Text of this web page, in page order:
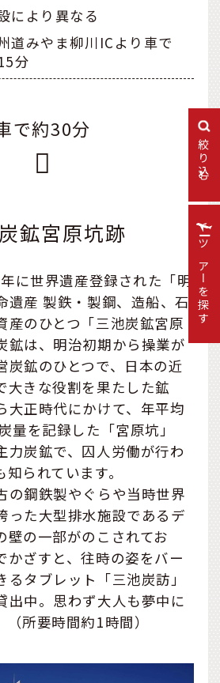
絞り込む
により異なる
道みやま柳川ICより車で
分
で約30分
鉱宮原坑跡
に世界遺産登録された「明
遺産 製鉄・製鋼、造船、石
産のひとつ「三池炭鉱宮原
鉱は、明治初期から操業が
炭鉱のひとつで、日本の近
大きな役割を果たした鉱
大正時代にかけて、年平均
量を記録した「宮原坑」
力炭鉱で、囚人労働が行わ
られています。
の鋼鉄製やぐらや当時世界
った大型排水施設であるデ
壁の一部がのこされてお
かざすと、往時の姿をバー
タブレット「三池炭訪」
出中。思わず大人も夢中に
所要時間約1時間）
ツアーを探す